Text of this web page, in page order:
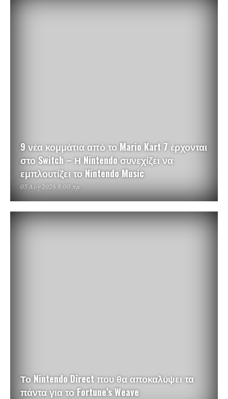
9 νέα κομμάτια από το Mario Kart 7 έρχονται
στο Switch – Η Nintendo συνεχίζει να
εμπλουτίζει το Nintendo Music
05 Αυγ 2026 8:00 πμ
Το Nintendo Direct που θα αποκαλύψει τα
πάντα για το Fortune’s Weave